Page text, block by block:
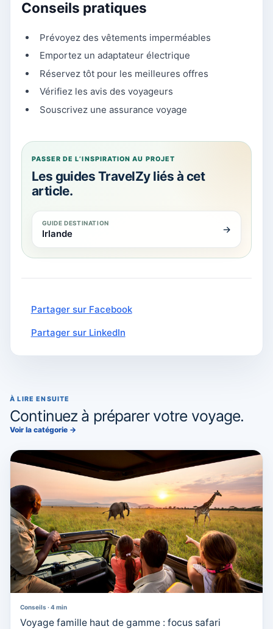
Conseils pratiques
Prévoyez des vêtements imperméables
Emportez un adaptateur électrique
Réservez tôt pour les meilleures offres
Vérifiez les avis des voyageurs
Souscrivez une assurance voyage
PASSER DE L’INSPIRATION AU PROJET
Les guides TravelZy liés à cet
article.
GUIDE DESTINATION
Irlande →
Partager sur Facebook
Partager sur LinkedIn
À LIRE ENSUITE
Continuez à préparer votre voyage.
Voir la catégorie →
Conseils · 4 min
Voyage famille haut de gamme : focus safari